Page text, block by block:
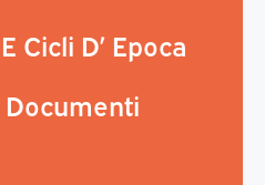
Cicli D’ Epoca